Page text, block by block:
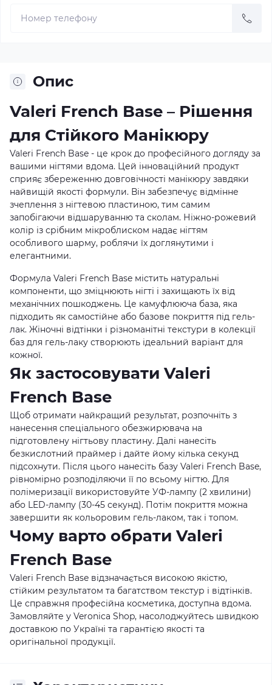
Опис
Valeri French Base – Рішення
для Стійкого Манікюру
Valeri French Base - це крок до професійного догляду за
вашими нігтями вдома. Цей інноваційний продукт
сприяє збереженню довговічності манікюру завдяки
найвищій якості формули. Він забезпечує відмінне
зчеплення з нігтевою пластиною, тим самим
запобігаючи відшаруванню та сколам. Ніжно-рожевий
колір із срібним мікроблиском надає нігтям
особливого шарму, роблячи їх доглянутими і
елегантними.
Формула Valeri French Base містить натуральні
компоненти, що зміцнюють нігті і захищають їх від
механічних пошкоджень. Це камуфлююча база, яка
підходить як самостійне або базове покриття під гель-
лак. Жіночні відтінки і різноманітні текстури в колекції
баз для гель-лаку створюють ідеальний варіант для
кожної.
Як застосовувати Valeri
French Base
Щоб отримати найкращий результат, розпочніть з
нанесення спеціального обезжирювача на
підготовлену нігтьову пластину. Далі нанесіть
безкислотний праймер і дайте йому кілька секунд
підсохнути. Після цього нанесіть базу Valeri French Base,
рівномірно розподіляючи її по всьому нігтю. Для
полімеризації використовуйте УФ-лампу (2 хвилини)
або LED-лампу (30-45 секунд). Потім покриття можна
завершити як кольоровим гель-лаком, так і топом.
Чому варто обрати Valeri
French Base
Valeri French Base відзначається високою якістю,
стійким результатом та багатством текстур і відтінків.
Це справжня професійна косметика, доступна вдома.
Замовляйте у Veronica Shop, насолоджуйтесь швидкою
доставкою по Україні та гарантією якості та
оригінальної продукції.